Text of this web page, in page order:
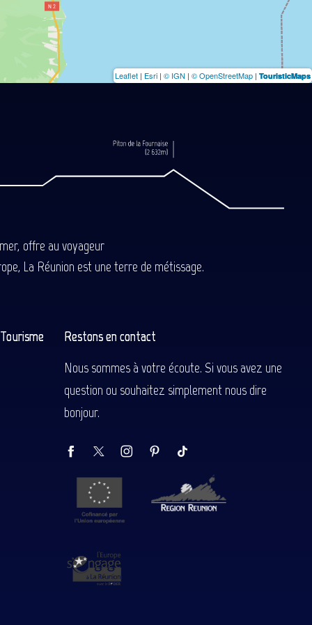
Leaflet | Esri | © IGN | © OpenStreetMap | TouristicMaps
offre au voyageur
La Réunion est une terre de métissage.
Restons en contact
Nous sommes à votre écoute. Si vous avez une
question ou souhaitez simplement nous dire
bonjour.